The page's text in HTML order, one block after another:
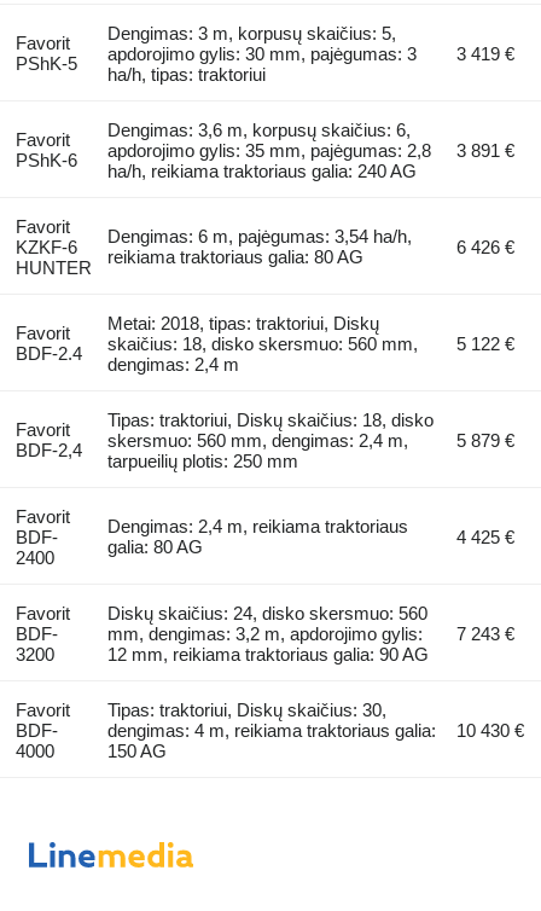
Favorit
PShK-5
Dengimas: 3 m, korpusų skaičius: 5,
apdorojimo gylis: 30 mm, pajėgumas: 3
ha/h, tipas: traktoriui
3 419 €
Favorit
PShK-6
Dengimas: 3,6 m, korpusų skaičius: 6,
apdorojimo gylis: 35 mm, pajėgumas: 2,8
ha/h, reikiama traktoriaus galia: 240 AG
3 891 €
Favorit
KZKF-6
HUNTER
Dengimas: 6 m, pajėgumas: 3,54 ha/h,
reikiama traktoriaus galia: 80 AG
6 426 €
Favorit
BDF-2.4
Metai: 2018, tipas: traktoriui, Diskų
skaičius: 18, disko skersmuo: 560 mm,
dengimas: 2,4 m
5 122 €
Favorit
BDF-2,4
Tipas: traktoriui, Diskų skaičius: 18, disko
skersmuo: 560 mm, dengimas: 2,4 m,
tarpueilių plotis: 250 mm
5 879 €
Favorit
BDF-
2400
Dengimas: 2,4 m, reikiama traktoriaus
galia: 80 AG
4 425 €
Favorit
BDF-
3200
Diskų skaičius: 24, disko skersmuo: 560
mm, dengimas: 3,2 m, apdorojimo gylis:
12 mm, reikiama traktoriaus galia: 90 AG
7 243 €
Favorit
BDF-
4000
Tipas: traktoriui, Diskų skaičius: 30,
dengimas: 4 m, reikiama traktoriaus galia:
150 AG
10 430 €